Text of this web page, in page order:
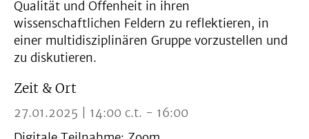
Qualität und Offenheit in ihren
wissenschaftlichen Feldern zu reflektieren, in
einer multidisziplinären Gruppe vorzustellen und
zu diskutieren.
Zeit & Ort
27.01.2025 | 14:00 c.t. - 16:00